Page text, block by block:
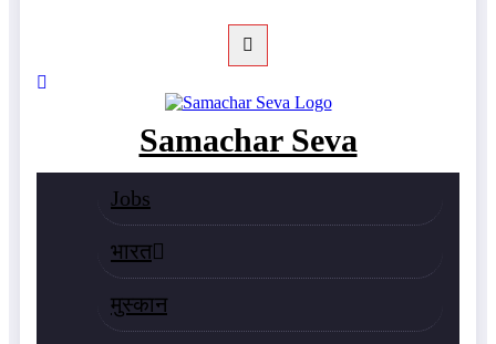
Samachar Seva
Jobs
भारत
मुस्‍कान